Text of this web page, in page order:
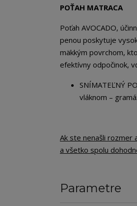
POŤAH MATRACA
Poťah AVOCADO,
penou poskytuje
mäkkým povrchom,
efektívny odpočinok,
SNÍMATEĽNÝ
vláknom –
Ak ste nenašli rozmer
a všetko spolu
Parametre